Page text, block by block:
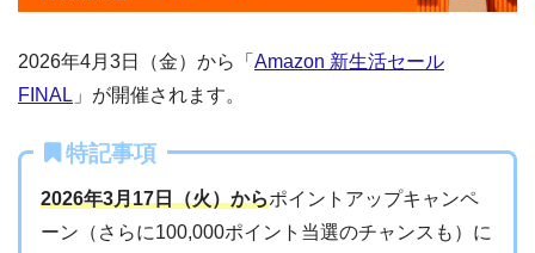
2026年4月3日（金）から「 Amazon 新生活セール
FINAL 」が開催されます。
特記事項
2026年3月17日（火）からポイントアップキャンペ
ーン（さらに100,000ポイント当選のチャンスも）に